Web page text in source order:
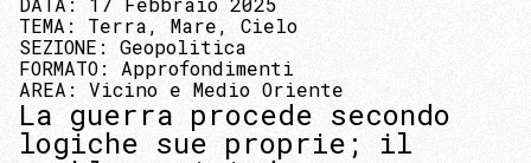
TEMA: Terra, Mare, Cielo
SEZIONE: Geopolitica
FORMATO: Approfondimenti
AREA: Vicino e Medio Oriente
La guerra procede secondo
logiche sue proprie; il